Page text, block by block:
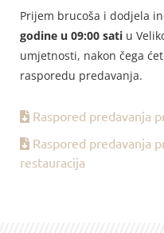
Prijem brucoša i dodjela
godine u 09:00 sati u
umjetnosti, nakon čega
rasporedu predavanja.
Raspored predavanja
Raspored predavanja
restauracija